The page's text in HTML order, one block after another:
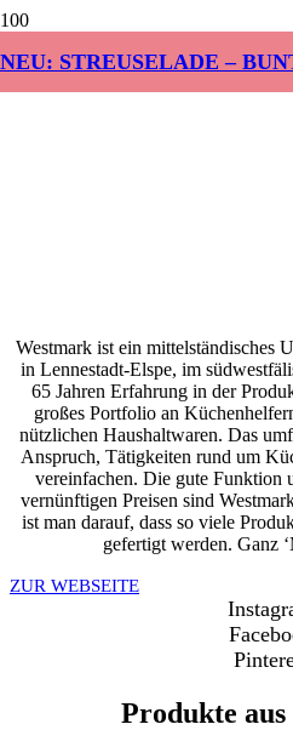
NEU: STREUSELADE –
Westmark ist ein mittelständisches
in Lennestadt-Elspe, im
65 Jahren Erfahrung in der
großes Portfolio an
nützlichen Haushaltwaren. Das
Anspruch, Tätigkeiten rund um
vereinfachen. Die gute Funktion
vernünftigen Preisen sind
ist man darauf, dass so viele
gefertigt werden. Ganz
ZUR WEBSEITE
Produkte aus